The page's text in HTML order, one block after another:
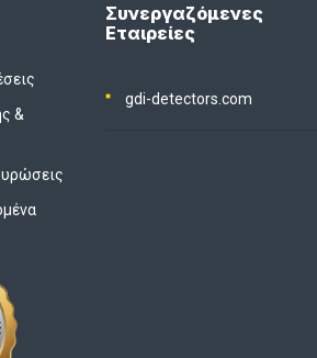
&
Συνεργαζόμενες
Εταιρείες
gdi-detectors.com